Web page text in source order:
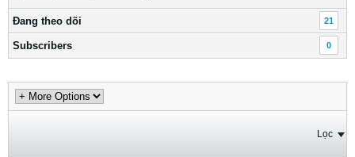
Ðang theo dõi 21
Subscribers 0
Lọc